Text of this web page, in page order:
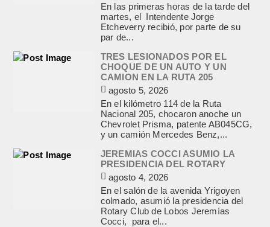
En las primeras horas de la tarde del
martes, el Intendente Jorge
Etcheverry recibió, por parte de su
par de...
TRES LESIONADOS POR EL
CHOQUE DE UN AUTO Y UN
CAMION EN LA RUTA 205
agosto 5, 2026
En el kilómetro 114 de la Ruta
Nacional 205, chocaron anoche un
Chevrolet Prisma, patente AB045CG,
y un camión Mercedes Benz,...
JEREMIAS COCCI ASUMIO LA
PRESIDENCIA DEL ROTARY
agosto 4, 2026
En el salón de la avenida Yrigoyen
colmado, asumió la presidencia del
Rotary Club de Lobos Jeremías
Cocci, para el...